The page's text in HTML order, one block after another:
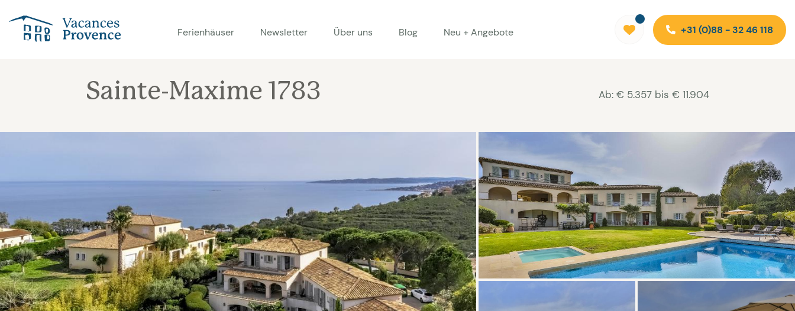
Vacances Provence
Ferienhäuser
Newsletter Über uns Blog Neu + Angebote +31 (0)88 - 32 46 118
Sainte-Maxime 1783 Ab: € 5.357 bis € 11.904